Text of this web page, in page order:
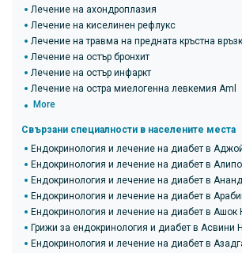
Лечение на ахондроплазия
Лечение на киселинен рефлукс
Лечение на травма на предната кръстна
Лечение на остър бронхит
Лечение на остър инфаркт
Лечение на остра миелогенна левкемия Aml
More
Свързани специалности в населените места
Ендокринология и лечение на диабет в
Ендокринология и лечение на диабет в
Ендокринология и лечение на диабет в
Ендокринология и лечение на диабет в
Ендокринология и лечение на диабет в Ашок
Грижи за ендокринология и диабет в Асвини
Ендокринология и лечение на диабет в